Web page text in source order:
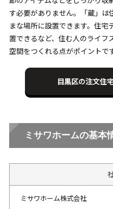
す必要がありません。「蔵」は
まな場所に設置できます。住宅
置できるなど、住む人のライフ
空間をつくれる点がポイントで
目黒区の注文住
ミサワホームの基本
ミサワホーム株式会社